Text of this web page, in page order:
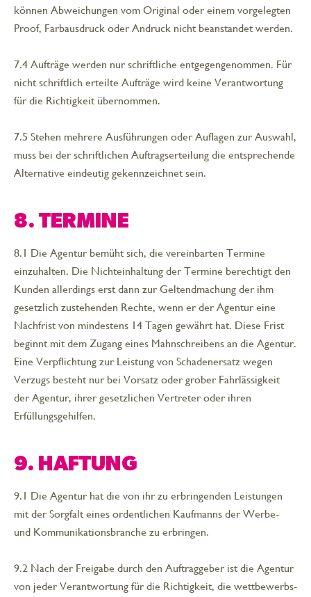
können Abweichungen vom Original oder einem vorgelegten
Proof, Farbausdruck oder Andruck nicht beanstandet werden.
7.4 Aufträge werden nur schriftliche entgegengenommen. Für
nicht schriftlich erteilte Aufträge wird keine Verantwortung
für die Richtigkeit übernommen.
7.5 Stehen mehrere Ausführungen oder Auflagen zur Auswahl,
muss bei der schriftlichen Auftragserteilung die entsprechende
Alternative eindeutig gekennzeichnet sein.
8. TERMINE
8.1 Die Agentur bemüht sich, die vereinbarten Termine
einzuhalten. Die Nichteinhaltung der Termine berechtigt den
Kunden allerdings erst dann zur Geltendmachung der ihm
gesetzlich zustehenden Rechte, wenn er der Agentur eine
Nachfrist von mindestens 14 Tagen gewährt hat. Diese Frist
beginnt mit dem Zugang eines Mahnschreibens an die Agentur.
Eine Verpflichtung zur Leistung von Schadenersatz wegen
Verzugs besteht nur bei Vorsatz oder grober Fahrlässigkeit
der Agentur, ihrer gesetzlichen Vertreter oder ihren
Erfüllungsgehilfen.
9. HAFTUNG
9.1 Die Agentur hat die von ihr zu erbringenden Leistungen
mit der Sorgfalt eines ordentlichen Kaufmanns der Werbe-
und Kommunikationsbranche zu erbringen.
9.2 Nach der Freigabe durch den Auftraggeber ist die Agentur
von jeder Verantwortung für die Richtigkeit, die wettbewerbs-